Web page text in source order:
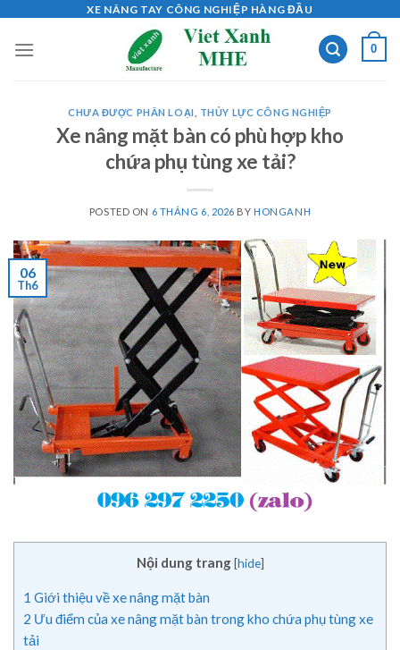
content
XE NÂNG TAY CÔNG NGHIỆP HÀNG ĐẦU
0
CHƯA ĐƯỢC PHÂN LOẠI THỦY LỰC CÔNG NGHIỆP
Xe nâng mặt bàn có phù hợp kho
chứa phụ tùng xe tải?
POSTED ON 6 THÁNG 6, 2026 BYHONGANH
06
Th6
Nội dung trang [hide]
1 Giới thiệu về xe nâng mặt bàn
2 Ưu điểm của xe nâng mặt bàn trong kho chứa phụ tùng xe
tải